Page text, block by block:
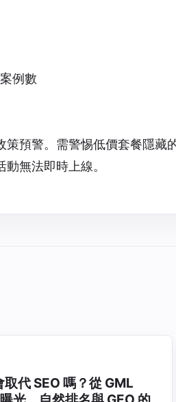
例數
預警。需警惕低價套餐隱藏
無法即時上線。
代 SEO 嗎？從 GML